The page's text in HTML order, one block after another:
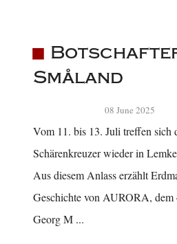
Småland
08 June 2025
Vom 11. bis 13. Juli treffen sich
Schärenkreuzer wieder in
Aus diesem Anlass erzählt
Geschichte von AURORA, dem
Georg M ...